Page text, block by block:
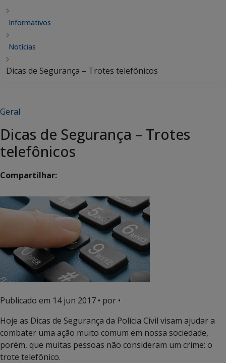
Informativos
Notícias
Dicas de Segurança – Trotes telefônicos
Geral
Dicas de Segurança – Trotes
telefônicos
Compartilhar:
Publicado em 14 jun 2017 • por •
Hoje as Dicas de Segurança da Polícia Civil visam ajudar a
combater uma ação muito comum em nossa sociedade,
porém, que muitas pessoas não consideram um crime: o
trote telefônico.